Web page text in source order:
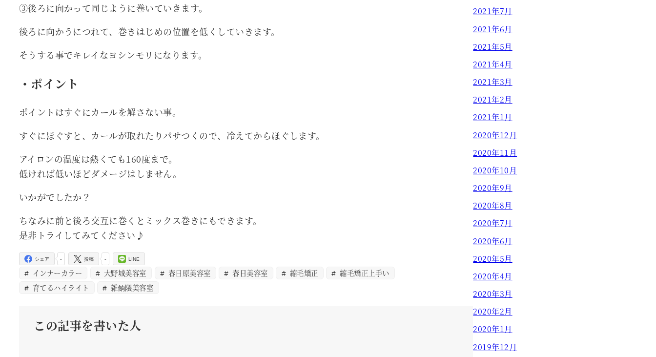
③後ろに向かって同じように巻いていきます。
後ろに向かうにつれて、巻きはじめの位置を低くしていきます。
そうする事でキレイなヨシンモリになります。
・ポイント
ポイントはすぐにカールを解さない事。
すぐにほぐすと、カールが取れたりパサつくので、冷えてからほぐします。
アイロンの温度は熱くても160度まで。
低ければ低いほどダメージはしません。
いかがでしたか？
ちなみに前と後ろ交互に巻くとミックス巻きにもできます。
是非トライしてみてください♪
-
シェア -
投稿 LINE
インナーカラー 大野城美容室 春日原美容室 春日美容室 縮毛矯正
縮毛矯正上手い
育てるハイライト
雑餉隈美容室
この記事を書いた人
2021年7月
2021年6月
2021年5月
2021年4月
2021年3月
2021年2月
2021年1月
2020年12月
2020年11月
2020年10月
2020年9月
2020年8月
2020年7月
2020年6月
2020年5月
2020年4月
2020年3月
2020年2月
2020年1月
2019年12月